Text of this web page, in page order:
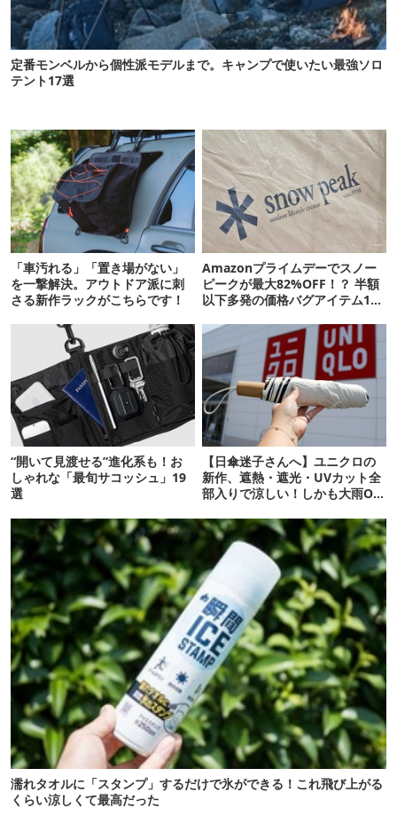
定番モンベルから個性派モデルまで。キャンプで使いたい最強ソロ
テント17選
「車汚れる」「置き場がない」
を一撃解決。アウトドア派に刺
さる新作ラックがこちらです！
Amazonプライムデーでスノー
ピークが最大82%OFF！？ 半額
以下多発の価格バグアイテム11
“開いて見渡せる”進化系も！お
しゃれな「最旬サコッシュ」19
選
【日傘迷子さんへ】ユニクロの
新作、遮熱・遮光・UVカット全
部入りで涼しい！しかも大雨OK
濡れタオルに「スタンプ」するだけで氷ができる！これ飛び上がる
くらい涼しくて最高だった